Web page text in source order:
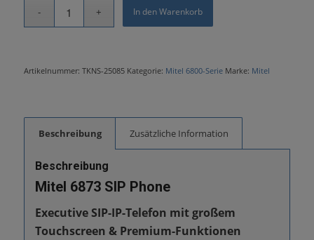
In den Warenkorb
Artikelnummer: TKNS-25085 Kategorie: Mitel 6800-Serie Marke: Mitel
Beschreibung Zusätzliche Information
Beschreibung
Mitel 6873 SIP Phone
Executive SIP-IP-Telefon mit großem
Touchscreen & Premium-Funktionen